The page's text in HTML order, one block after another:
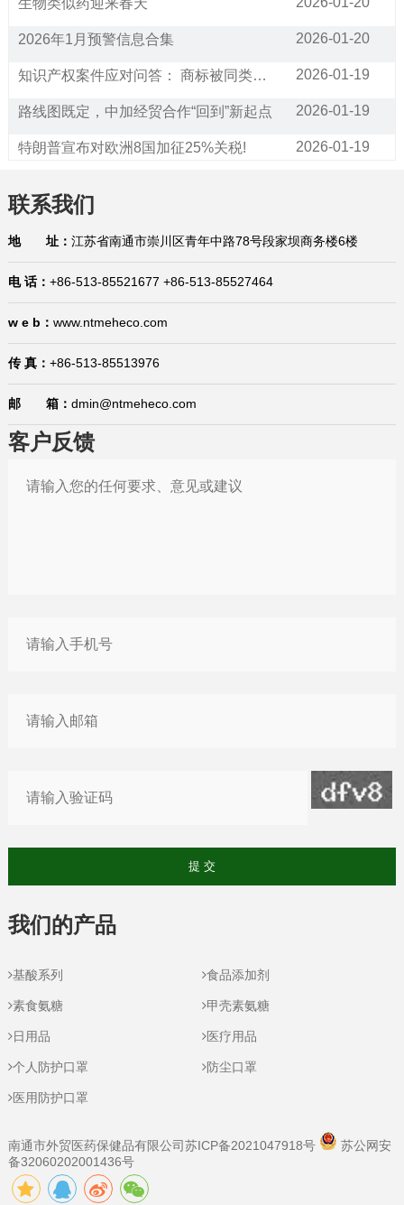
2026年1月预警信息合集 2026-01-20
2026-01-19
路线图既定，中加经贸合作“回到”新起点 2026-01-19
特朗普宣布对欧洲8国加征25%关税! 2026-01-19
商标产权案件应对问答：如何应对海外市场的商标抢注？有哪些救济措施？ 2026-01-16
国际贸易合规问答：生产企业在代理出口业务中的权利与义务是什么？在哪里有规定？
中国宣布对美国加税，最高113%！
“出口即亏损”？中企该如何应对欧盟“绿色大考” 2026-01-21
联系我们
地 址： 江苏省南通市崇川区青年中路78号段家坝商务楼6楼
电 话： +86-513-85521677 +86-513-85527464
w e b： www.ntmeheco.com
传 真： +86-513-85513976
邮 箱： dmin@ntmeheco.com
客户反馈
我们的产品
基酸系列 食品添加剂
素食氨糖 甲壳素氨糖
日用品 医疗用品
个人防护口罩 防尘口罩
医用防护口罩
南通市外贸医药保健品有限公司苏ICP备2021047918号
苏公网安
备32060202001436号